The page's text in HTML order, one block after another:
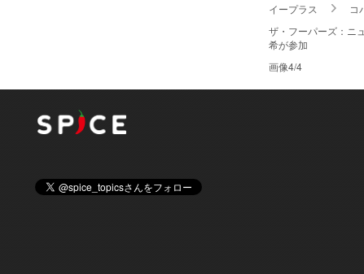
イープラス
コ
ザ・フーパーズ：ニ
希が参加
画像4/4